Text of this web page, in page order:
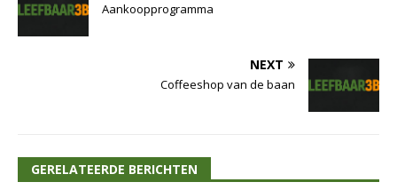
Aankoopprogramma
NEXT
Coffeeshop van de baan
GERELATEERDE BERICHTEN